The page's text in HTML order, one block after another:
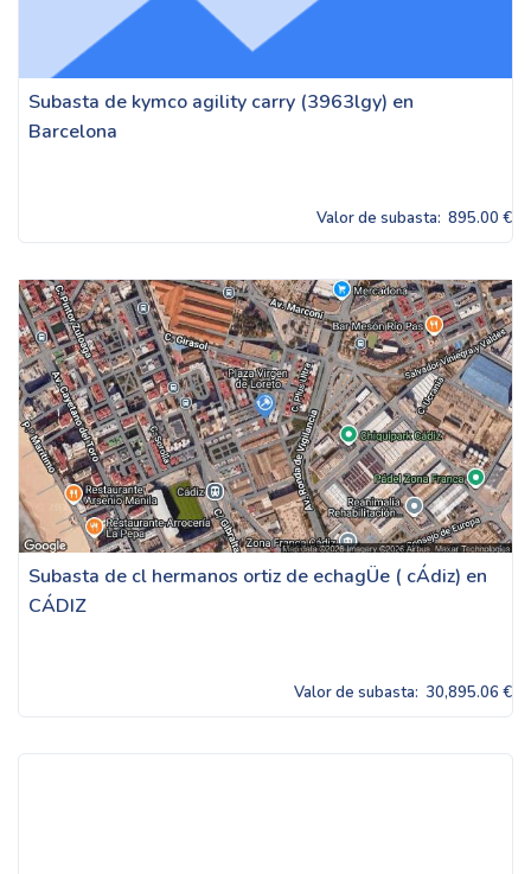
Subasta de kymco agility carry (3963lgy) en
Barcelona
Valor de subasta: 895.00 €
Subasta de cl hermanos ortiz de echagÜe ( cÁdiz) en
CÁDIZ
Valor de subasta: 30,895.06 €